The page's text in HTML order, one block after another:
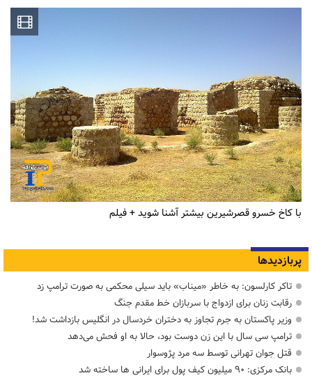
با کاخ خسرو قصرشیرین بیشتر آشنا شوید + فیلم
پربازدیدها
تاکر کارلسون: به خاطر «میناب» باید سیلی محکمی به صورت ترامپ زد
رقابت زنان برای ازدواج با سربازان خط مقدم جنگ
وزیر پاکستان به جرم تجاوز به دختران خردسال در انگلیس بازداشت شد!
ترامپ سی سال با این زن دوست بود، حالا به او فحش می‌دهد
قتل جوان تهرانی توسط سه مرد پژوسوار
بانک مرکزی: ۹۰ میلیون کیف پول برای ایرانی ها ساخته شد